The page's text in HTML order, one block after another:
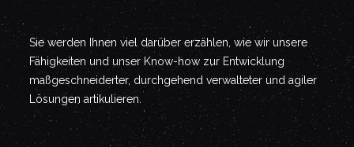
Sie werden Ihnen viel darüber erzählen, wie wir unsere
Fähigkeiten und unser Know-how zur Entwicklung
maßgeschneiderter, durchgehend verwalteter und agiler
Lösungen artikulieren.